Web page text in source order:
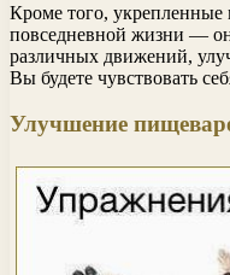
Кроме того,
повседневной жизни —
различных движений,
Вы будете чувствовать
Улучшение